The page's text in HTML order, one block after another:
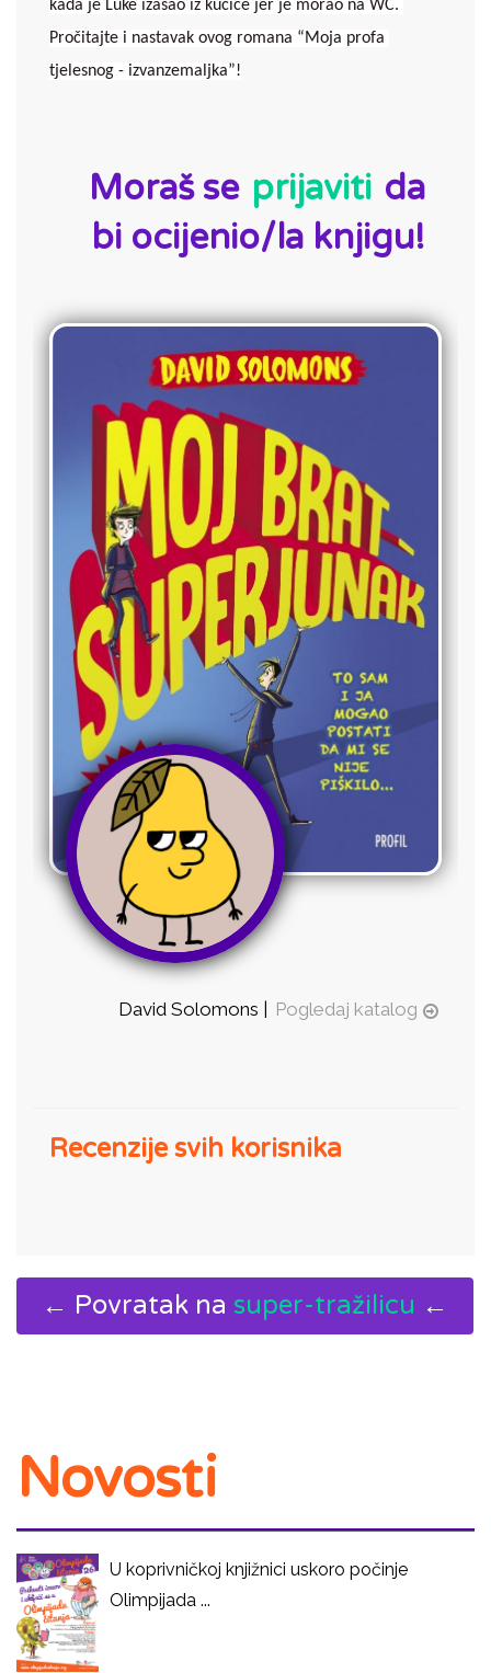
kada je Luke izašao iz kućice jer je morao na WC.
Pročitajte i nastavak ovog romana “Moja profa
tjelesnog - izvanzemaljka”!
Moraš se prijaviti da
bi ocijenio/la knjigu!
David Solomons | Pogledaj katalog
Recenzije svih korisnika
← Povratak na super-tražilicu ←
Novosti
U koprivničkoj knjižnici uskoro počinje
Olimpijada ...